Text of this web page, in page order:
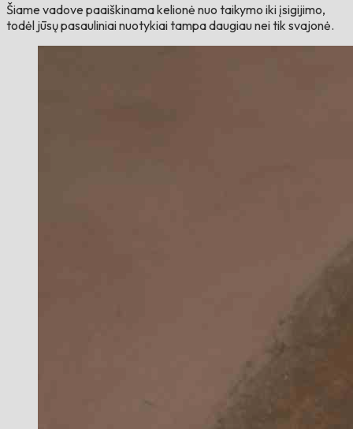
Šiame vadove paaiškinama kelionė nuo taikymo iki įsigijimo,
todėl jūsų pasauliniai nuotykiai tampa daugiau nei tik svajonė.